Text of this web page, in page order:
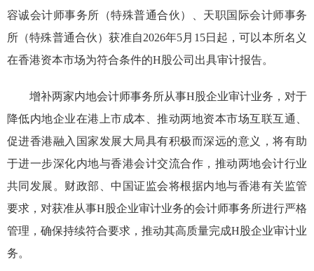
容诚会计师事务所（特殊普通合伙）、天职国际会计师事务
所（特殊普通合伙）获准自2026年5月 15日起，可以本所名义
在香港资本市场为符合条件的H股公司出具审计报告。
增补两家内地会计师事务所从事H股企业审计业务，对于
降低内地企业在港上市成本、推动两地资本市场互联互通、
促进香港融入国家发展大局具有积极而深远的意义
，将有助
于进一步深化内地与香港会计交流合作，推动两地会计行业
共同发展。财政部、中国证监会将根据内地与香港有关监管
要求，对获准从事H股企业审计业务的会计师事务所进行严格
管理，确保持续符合要求， 推动其高质量完成H股企业审计业
务。